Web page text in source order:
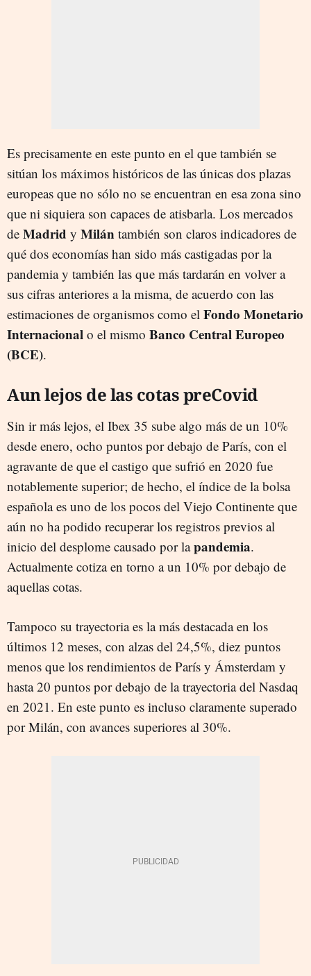
Es precisamente en este punto en el que también se
sitúan los máximos históricos de las únicas dos plazas
europeas que no sólo no se encuentran en esa zona sino
que ni siquiera son capaces de atisbarla. Los mercados
de Madrid y Milán también son claros indicadores de
qué dos economías han sido más castigadas por la
pandemia y también las que más tardarán en volver a
sus cifras anteriores a la misma, de acuerdo con las
estimaciones de organismos como el Fondo Monetario
Internacional o el mismo Banco Central Europeo
(BCE).
Aun lejos de las cotas preCovid
Sin ir más lejos, el Ibex 35 sube algo más de un 10%
desde enero, ocho puntos por debajo de París, con el
agravante de que el castigo que sufrió en 2020 fue
notablemente superior; de hecho, el índice de la bolsa
española es uno de los pocos del Viejo Continente que
aún no ha podido recuperar los registros previos al
inicio del desplome causado por lapandemia.
Actualmente cotiza en torno a un 10% por debajo de
aquellas cotas.
Tampoco su trayectoria es la más destacada en los
últimos 12 meses, con alzas del 24,5%, diez puntos
menos que los rendimientos de París y Ámsterdam y
hasta 20 puntos por debajo de la trayectoria del Nasdaq
en 2021. En este punto es incluso claramente superado
por Milán, con avances superiores al 30%.